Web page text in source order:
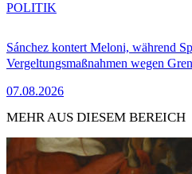
Sánchez kontert Meloni, während
Vergeltungsmaßnahmen wegen
07.08.2026
POLITIK
MEHR AUS DIESEM BEREICH